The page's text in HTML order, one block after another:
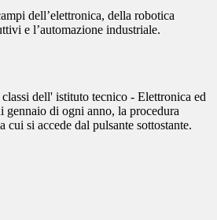
dell’elettronica, della robotica
e l’automazione industriale.
dell' istituto tecnico - Elettronica ed
gennaio di ogni anno, la procedura
si accede dal pulsante sottostante.